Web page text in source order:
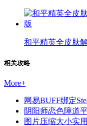
和平精英全皮肤
相关攻略
More+
网易BUFF绑定
阴阳师恋色障道
图片压缩大小实